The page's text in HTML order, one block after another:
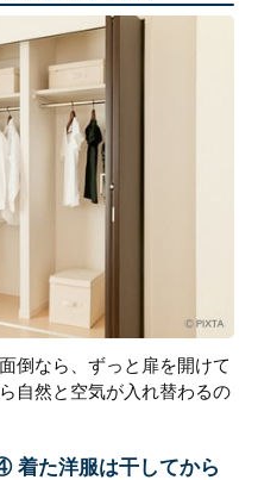
倒なら、ずっと扉を開けて
自然と空気が入れ替わるの
着た洋服は干してから